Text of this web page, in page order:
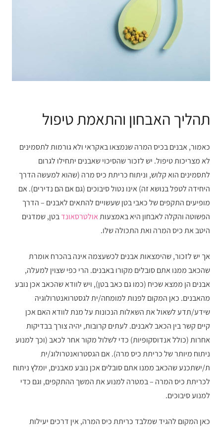
תהליך האבחון והתאמת טיפול
כאמור, אבנים בכיס המרה שנמצאו באקראי ולא גורמות לתסמינים
לא מצריכות טיפול. יש לזכור שהסיכוי שאבנים יתחילו לגרום
לתסמינים הוא קלוש, וניתוח כריתת כיס מרה (שהוא למעשה הדרך
היחידה לטפל בנושא זה) אינו נטול סיבוכים (גם אם הם נדירים). אם
מופיעים התקפים של כאבי בטן שעשויים להתאים לאבנים – הדרך
הפשוטה והקלה לאבחון היא באמצעותאולטרסאונדבטן, שמדגים
היטב את כיס המרה ואת התכולה שלו.
אך יש לזכור, שהימצאות אבנים לכשעצמה אינה בהכרח אומרת
שהכאב ממנו אתם סובלים מקורו באבנים. הרי כפי שצוין למעלה,
אבנים הן ממצא שכיח (כמו גם כאב בטן), ויש לוודא שהכאב אכן נובע
מהאבנים. כאן המקום לפנות למומחה/ית לגסטרואנטרולוגיה
שידע/תדע לשאול את השאלות הנכונות על מנת לוודא האם אכן
קיים קשר בין הכאב לאבנים. לעתים קרובות, יהיה צורך בבדיקות
אחרות (כולל אנדוסקופיות) כדי לשלול מקור אחר לכאב (וכך למנוע
ניתוח מיותר של כריתת כיס מרה). אם הגסטרואנטרולוג/ית
ת/ישתכנע שהכאב ממנו אתם סובלים אכן נובע מאבנים, יומלץ ניתוח
לכריתת כיס המרה – במטרה למנוע את המשך ההתקפים, וגם כדי
למנוע סיבוכים.
כאן המקום להגיד שמלבד כריתת כיס המרה, אין דרכים יעילות